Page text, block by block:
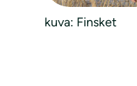
kuva: Finsket